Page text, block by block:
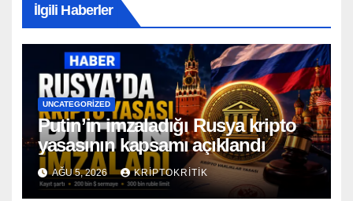
İlgili Haberler
UNCATEGORIZED
Putin’in imzaladığı Rusya kripto
yasasının kapsamı açıklandı
AĞU 5, 2026 KRIPTOKRITIK